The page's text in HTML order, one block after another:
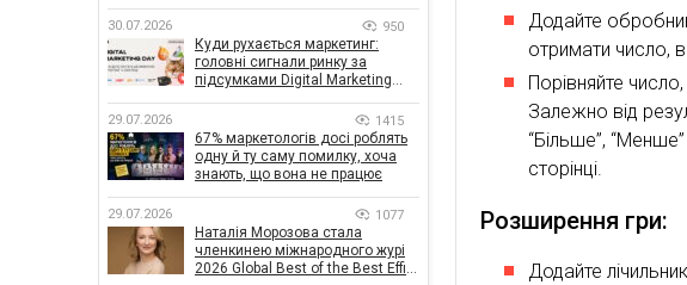
Додайте
отримати число,
Порівняйте
Залежно від
“Більше”,
сторінці.
Розширення гри:
Додайте
30.07.2026 950
Куди рухається маркетинг:
головні сигнали ринку за
підсумками Digital Marketing
29.07.2026 1415
67% маркетологів досі роблять
одну й ту саму помилку, хоча
знають, що вона не працює
29.07.2026 1077
Наталія Морозова стала
членкинею міжнародного журі
2026 Global Best of the Best Effie